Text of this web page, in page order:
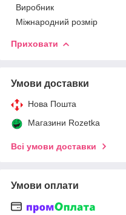
Виробник
Міжнародний розмір
Приховати
Умови доставки
Нова Пошта
Магазини Rozetka
Всі умови доставки
Умови оплати